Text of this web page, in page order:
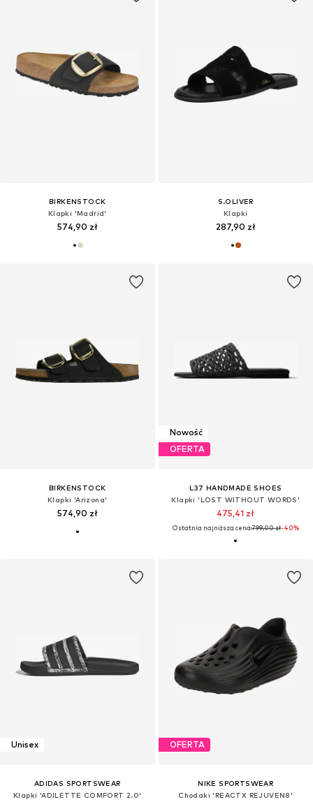
BIRKENSTOCK
Klapki 'Madrid'
574,90 zł
S.OLIVER
Klapki
287,90 zł
BIRKENSTOCK
Klapki 'Arizona'
574,90 zł
Nowość
OFERTA
L37 HANDMADE SHOES
Klapki 'LOST WITHOUT WORDS'
475,41 zł
Ostatnia najniższa cena:799,00 zł-40%
Unisex
ADIDAS SPORTSWEAR
Klapki 'ADILETTE COMFORT 2.0'
OFERTA
NIKE SPORTSWEAR
Chodaki 'REACTX REJUVEN8'